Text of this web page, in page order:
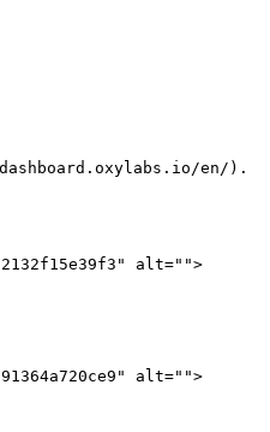
dashboard.oxylabs.io/en/).
2132f15e39f3" alt="">
91364a720ce9" alt="">